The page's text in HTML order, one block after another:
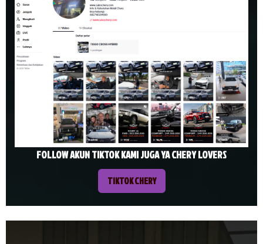
FOLLOW AKUN TIKTOK KAMI JUGA YA CHERY LOVERS
TIKTOK CHERY